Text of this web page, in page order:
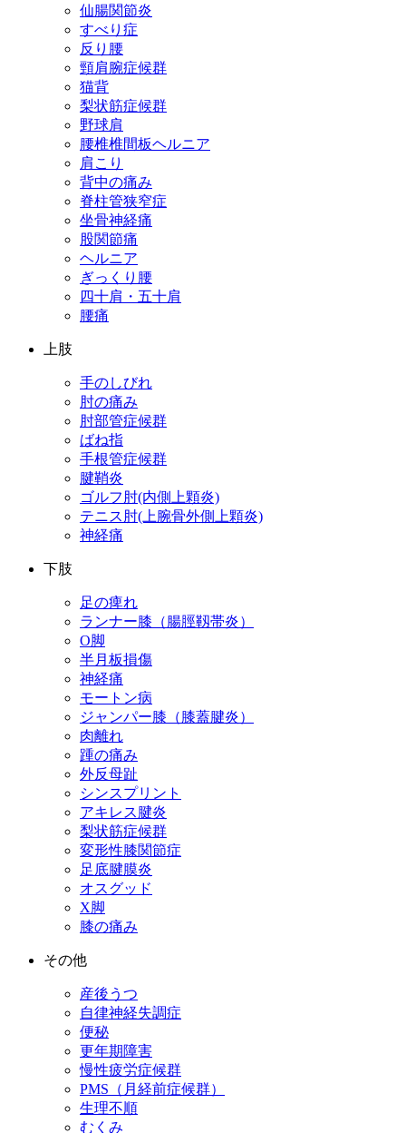
仙腸関節炎
すべり症
反り腰
頸肩腕症候群
猫背
梨状筋症候群
野球肩
腰椎椎間板ヘルニア
肩こり
背中の痛み
脊柱管狭窄症
坐骨神経痛
股関節痛
ヘルニア
ぎっくり腰
四十肩・五十肩
腰痛
上肢
手のしびれ
肘の痛み
肘部管症候群
ばね指
手根管症候群
腱鞘炎
ゴルフ肘(内側上顆炎)
テニス肘(上腕骨外側上顆炎)
神経痛
下肢
足の痺れ
ランナー膝（腸脛靱帯炎）
O脚
半月板損傷
神経痛
モートン病
ジャンパー膝（膝蓋腱炎）
肉離れ
踵の痛み
外反母趾
シンスプリント
アキレス腱炎
梨状筋症候群
変形性膝関節症
足底腱膜炎
オスグッド
X脚
膝の痛み
その他
産後うつ
自律神経失調症
便秘
更年期障害
慢性疲労症候群
PMS（月経前症候群）
生理不順
むくみ